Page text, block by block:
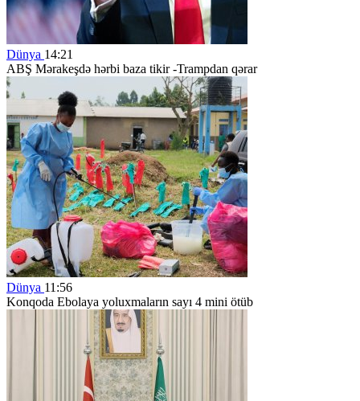
Dünya 14:21
ABŞ Mərakeşdə hərbi baza tikir -Trampdan qərar
Dünya 11:56
Konqoda Ebolaya yoluxmaların sayı 4 mini ötüb